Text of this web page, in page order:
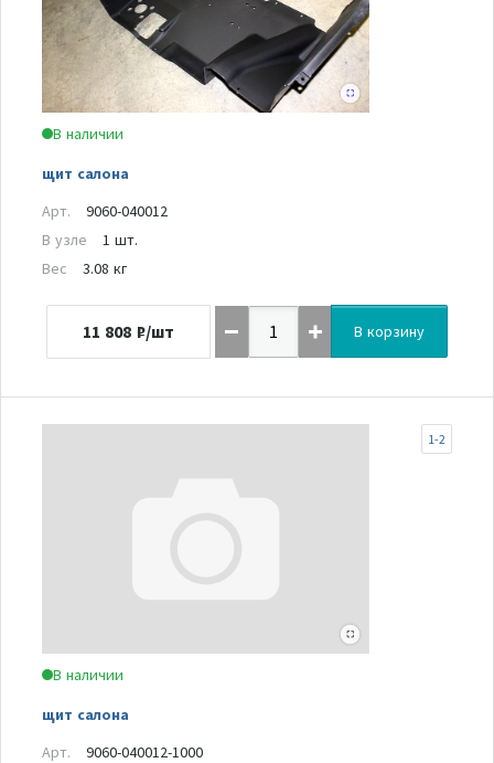
В наличии
щит салона
Арт.
9060-040012
В узле
1 шт.
Вес
3.08 кг
11 808 ₽/шт В корзину
В наличии
щит салона
1-2
Арт.
9060-040012-1000